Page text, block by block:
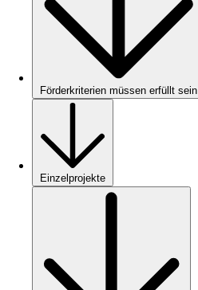
Förderkriterien müssen erfüllt sein
Einzelprojekte